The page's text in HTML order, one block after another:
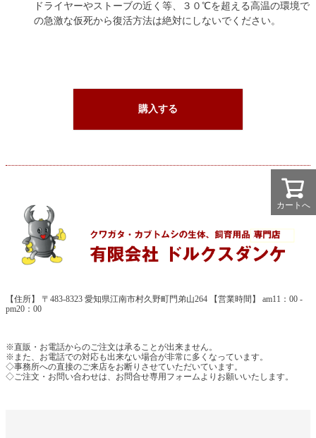
ドライヤーやストーブの近く等、３０℃を超える高温の環境で
の急激な仮死から復活方法は絶対にしないでください。
購入する
【住所】 〒483-8323 愛知県江南市村久野町門弟山264 【営業時間】 am11：00 -
pm20：00
※直販・お電話からのご注文は承ることが出来ません。
※また、お電話での対応も出来ない場合が非常に多くなっています。
◇事務所への直接のご来店をお断りさせていただいています。
◇ご注文・お問い合わせは、お問合せ専用フォームよりお願いいたします。
カートへ